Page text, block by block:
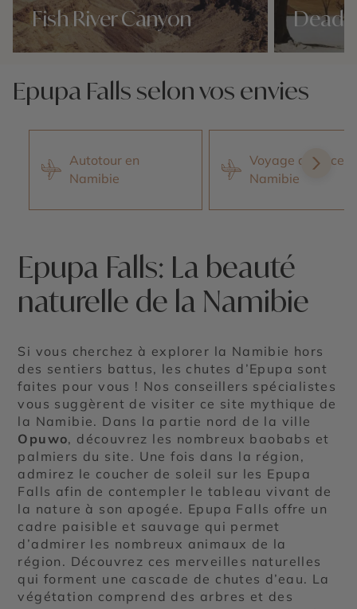
Fish River Canyon
Epupa Falls selon vos envies
Autotour en
Namibie
Voyage de noces
Namibie
Epupa Falls: La beauté
naturelle de la Namibie
Si vous cherchez à explorer la Namibie hors
des sentiers battus, les chutes d’Epupa sont
faites pour vous ! Nos conseillers spécialistes
vous suggèrent de visiter ce site mythique de
la Namibie. Dans la partie nord de la ville
Opuwo, découvrez les nombreux baobabs et
palmiers du site. Une fois dans la région,
admirez le coucher de soleil sur les Epupa
Falls afin de contempler le tableau vivant de
la nature à son apogée. Epupa Falls offre un
cadre paisible et sauvage qui permet
d’admirer les nombreux animaux de la
région. Découvrez ces merveilles naturelles
qui forment une cascade de chutes d’eau. La
végétation comprend des arbres et des